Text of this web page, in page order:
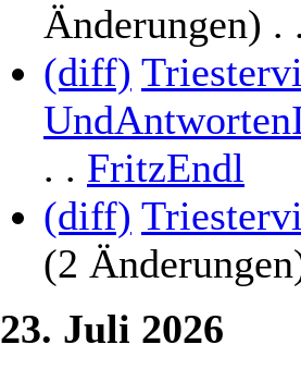
Änderungen)
(diff)
. . FritzEndl
(diff)
(2
23. Juli 2026